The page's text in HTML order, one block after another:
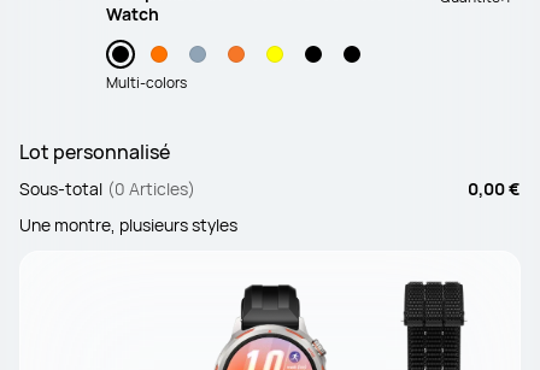
Watch
Multi-colors
Lot personnalisé
Sous-total (0 Articles)
0,00 €
Une montre, plusieurs styles